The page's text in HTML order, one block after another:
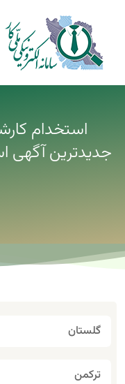
استخدام
جدیدترین آگهی